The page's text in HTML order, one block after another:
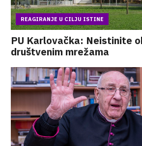
REAGIRANJE U CILJU ISTINE
PU Karlovačka: Neistinite
društvenim mrežama